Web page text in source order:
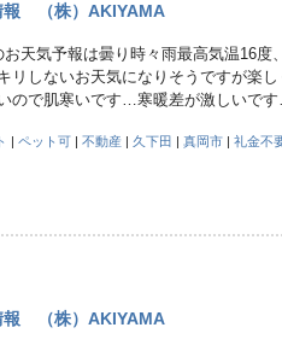
報 （株）AKIYAMA
天気予報は曇り時々雨最高気温16度
リしないお天気になりそうですが楽し
ので肌寒いです…寒暖差が激しいで
|ペット可 |不動産 | 久下田 |真岡市 |礼金不
報 （株）AKIYAMA